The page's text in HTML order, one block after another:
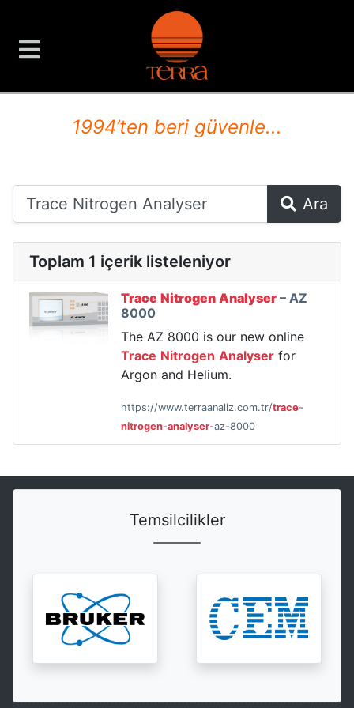
TERRA Analiz ve
1994’ten beri güvenle...
Ara
Toplam 1 içerik listeleniyor
Trace Nitrogen Analyser – AZ
8000
The AZ 8000 is our new online
Trace Nitrogen Analyser for
Argon and Helium.
https://www.terraanaliz.com.tr/trace-
nitrogen-analyser-az-8000
Temsilcilikler